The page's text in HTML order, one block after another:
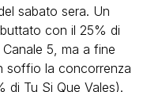
sabato sera. Un
con il 25% di
5, ma a fine
soffio la concorrenza
di Tu Si Que Vales).